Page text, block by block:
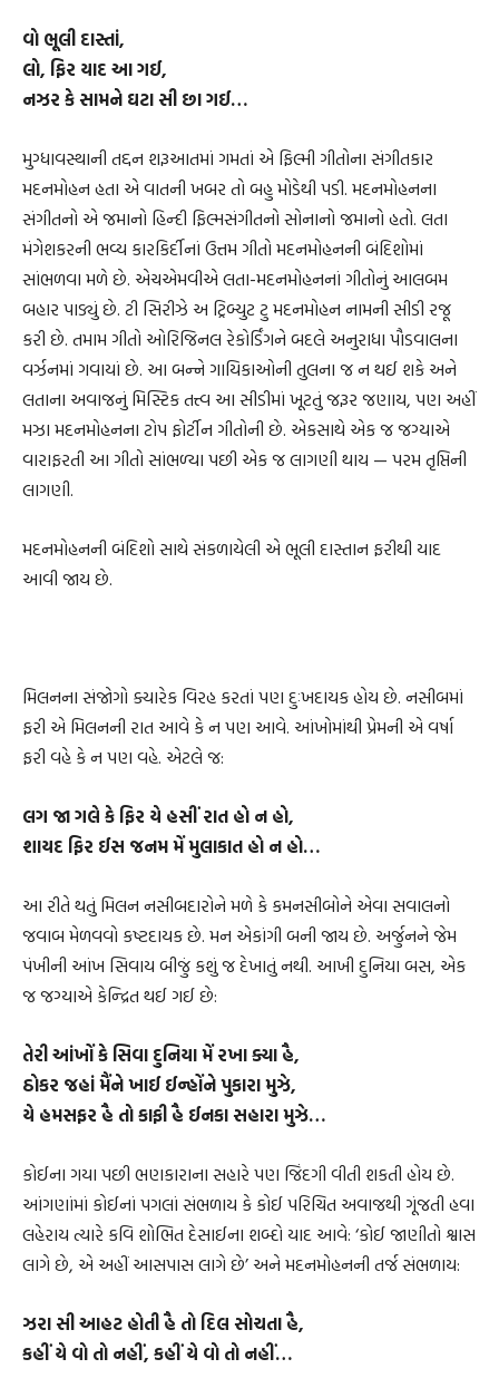
વો ભૂલી દાસ્તાં,
લો, ફિર યાદ આ ગઈ,
નઝર કે સામને ઘટા સી છા ગઈ…
મુગ્ધાવસ્થાની તદ્દન શરૂઆતમાં ગમતાં એ ફિલ્મી ગીતોના સંગીતકાર
મદનમોહન હતા એ વાતની ખબર તો બહુ મોડેથી પડી. મદનમોહનના
સંગીતનો એ જમાનો હિન્દી ફિલ્મસંગીતનો સોનાનો જમાનો હતો. લતા
મંગેશકરની ભવ્ય કારકિર્દીનાં ઉત્તમ ગીતો મદનમોહનની બંદિશોમાં
સાંભળવા મળે છે. એચએમવીએ લતા-મદનમોહનનાં ગીતોનું આલબમ
બહાર પાડ્યું છે. ટી સિરીઝે અ ટ્રિબ્યુટ ટુ મદનમોહન નામની સીડી રજૂ
કરી છે. તમામ ગીતો ઓરિજિનલ રેકોર્ડિંગને બદલે અનુરાધા પૌડવાલના
વર્ઝનમાં ગવાયાં છે. આ બન્ને ગાયિકાઓની તુલના જ ન થઈ શકે અને
લતાના અવાજનું મિસ્ટિક તત્ત્વ આ સીડીમાં ખૂટતું જરૂર જણાય, પણ અહીં
મઝા મદનમોહનના ટોપ ફોર્ટીન ગીતોની છે. એકસાથે એક જ જગ્યાએ
વારાફરતી આ ગીતો સાંભળ્યા પછી એક જ લાગણી થાય — પરમ તૃપ્તિની
લાગણી.
મદનમોહનની બંદિશો સાથે સંકળાયેલી એ ભૂલી દાસ્તાન ફરીથી યાદ
આવી જાય છે.
મિલનના સંજોગો ક્યારેક વિરહ કરતાં પણ દુઃખદાયક હોય છે. નસીબમાં
ફરી એ મિલનની રાત આવે કે ન પણ આવે. આંખોમાંથી પ્રેમની એ વર્ષા
ફરી વહે કે ન પણ વહે. એટલે જ:
લગ જા ગલે કે ફિર યે હસીં રાત હો ન હો,
શાયદ ફિર ઈસ જનમ મેં મુલાકાત હો ન હો…
આ રીતે થતું મિલન નસીબદારોને મળે કે કમનસીબોને એવા સવાલનો
જવાબ મેળવવો કષ્ટદાયક છે. મન એકાંગી બની જાય છે. અર્જુનને જેમ
પંખીની આંખ સિવાય બીજું કશું જ દેખાતું નથી. આખી દુનિયા બસ, એક
જ જગ્યાએ કેન્દ્રિત થઈ ગઈ છે:
તેરી આંખોં કે સિવા દુનિયા મેં રખા ક્યા હૈ,
ઠોકર જહાં મૈંને ખાઈ ઈન્હોંને પુકારા મુઝે,
યે હમસફર હૈ તો કાફી હૈ ઈનકા સહારા મુઝે…
કોઈના ગયા પછી ભણકારાના સહારે પણ જિંદગી વીતી શકતી હોય છે.
આંગણાંમાં કોઈનાં પગલાં સંભળાય કે કોઈ પરિચિત અવાજથી ગૂંજતી હવા
લહેરાય ત્યારે કવિ શોભિત દેસાઈના શબ્દો યાદ આવે: ‘કોઈ જાણીતો શ્વાસ
લાગે છે, એ અહીં આસપાસ લાગે છે’ અને મદનમોહનની તર્જ સંભળાય:
ઝરા સી આહટ હોતી હૈ તો દિલ સોચતા હૈ,
કહીં યે વો તો નહીં, કહીં યે વો તો નહીં…